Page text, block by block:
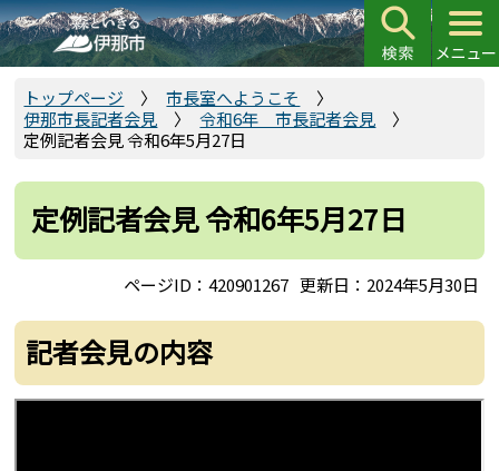
こ
の
ペ
先
トップページ
市長室へようこそ
伊那市長記者会見
令和6年 市長記者会見
定例記者会見 令和6年5月27日
定例記者会見 令和6年5月27日
ページID：420901267 更新日：2024年5月30日
記者会見の内容